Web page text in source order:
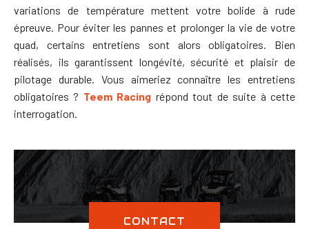
variations de température mettent votre bolide à rude
épreuve. Pour éviter les pannes et prolonger la vie de votre
quad, certains entretiens sont alors obligatoires. Bien
réalisés, ils garantissent longévité, sécurité et plaisir de
pilotage durable. Vous aimeriez connaître les entretiens
obligatoires ? Teem Racing répond tout de suite à cette
interrogation.
CONTACT